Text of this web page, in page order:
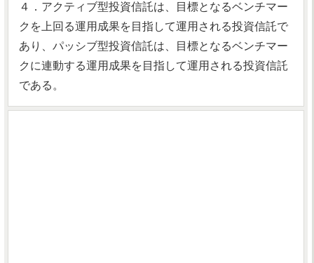
４．アクティブ型投資信託は、目標となるベンチマー
クを上回る運用成果を目指して運用される投資信託で
あり、パッシブ型投資信託は、目標となるベンチマー
クに連動する運用成果を目指して運用される投資信託
である。